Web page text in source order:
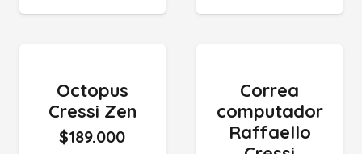
Octopus
Cressi Zen
$189.000
Correa
computador
Raffaello